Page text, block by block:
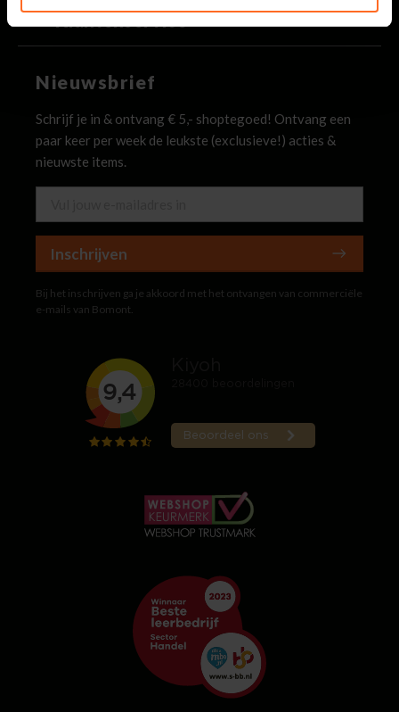
Klantenservice
Nieuwsbrief
Schrijf je in & ontvang € 5,- shoptegoed! Ontvang een
paar keer per week de leukste (exclusieve!) acties &
nieuwste items.
Inschrijven
Bij het inschrijven ga je akkoord met het ontvangen van commerciële
e-mails van Bomont.